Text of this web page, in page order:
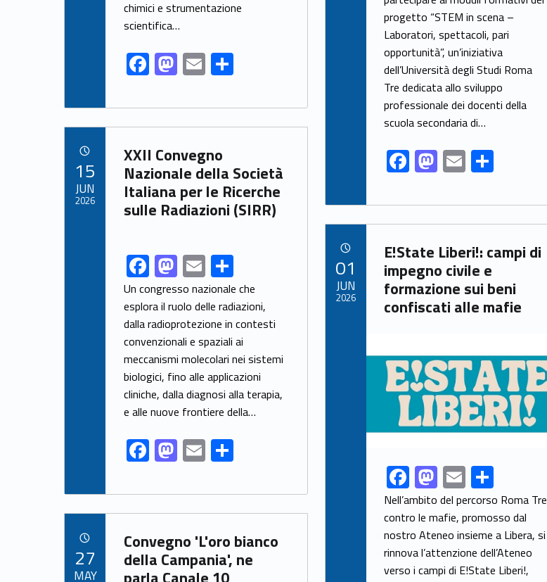
chimici e strumentazione
scientifica…
F
ac
e
b
o
o
k
M
as
to
d
o
n
E
m
ai
l
S
h
ar
e
b
o
o
k
d
o
n
l e
progetto “STEM in scena –
Laboratori, spettacoli, pari
opportunità”, un’iniziativa
dell’Università degli Studi Roma
Tre dedicata allo sviluppo
professionale dei docenti della
scuola secondaria di…
F
ac
e
b
o
o
k
M
as
to
d
o
n
E
m
ai
l
ar
e
Link identifier archive #link-archive-49247
XXII Convegno
Nazionale della Società
Italiana per le Ricerche
sulle Radiazioni (SIRR)
Link identifier share facebook archive #share-link-archive-30086F
ac
e
b
o
o
k
M
as
to
d
o
n
E
m
ai
l
S
h
ar
e
Un congresso nazionale che
esplora il ruolo delle radiazioni,
dalla radioprotezione in contesti
convenzionali e spaziali ai
meccanismi molecolari nei sistemi
biologici, fino alle applicazioni
cliniche, dalla diagnosi alla terapia,
e alle nuove frontiere della…
F
ac
e
b
o
o
M
as
to
d
o
n
E
m
ai
l
S
ar
e
15
JUN
2026
Link identifier archive #link-archive-51302
E!State Liberi!: campi di
impegno civile e
formazione sui beni
confiscati alle mafie
Link identifier share facebook archive #share-link-archive-8327 F
ac
e
b
o
M
as
to
d
o
E
m
ai
l
h
ar
e
Nell’ambito del percorso Roma Tre
contro le mafie, promosso dal
nostro Ateneo insieme a Libera, si
rinnova l’attenzione dell’Ateneo
verso i campi di E!State Liberi!,
01
JUN
2026
Link identifier archive #link-archive-79470
Convegno 'L'oro bianco
della Campania', ne
27
MAY